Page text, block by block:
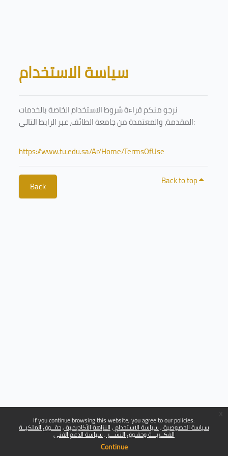
If you continue browsing this website, you agree to our policies:
سياسة الخصوصية سياسة الاستخدام النزاهة الأكاديمية حقــوق الملكيــة
الفكــريـــة وحقـوق النشـــر سياسة الدعم الفني
Continue
Blocks
سياسة الاستخدام
نرجو منكم قراءة شروط الاستخدام الخاصة بالخدمات
المقدمة، والمعتمدة من جامعة الطائف، عبر الرابط التالي:
https://www.tu.edu.sa/Ar/Home/TermsOfUse
Back Back to top